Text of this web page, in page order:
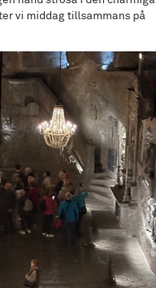
vi middag tillsammans på